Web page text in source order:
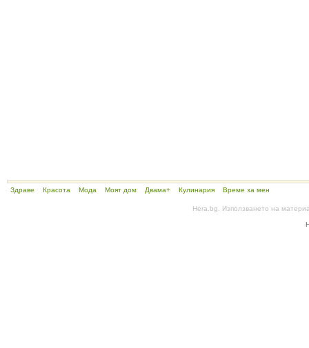
Здраве Красота Мода Моят дом Двама+ Кулинария Време за мен
Hera.bg. Използването на